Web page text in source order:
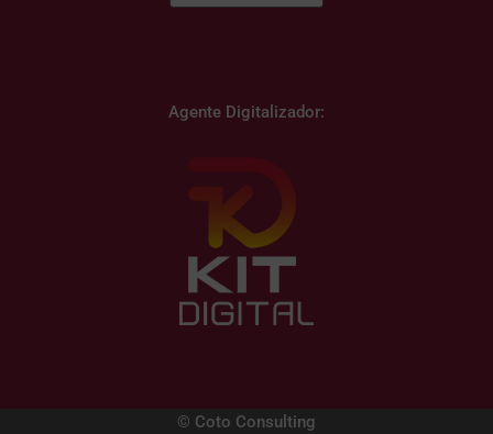
Agente Digitalizador:
© Coto Consulting